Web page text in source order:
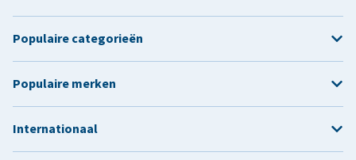
Populaire categorieën
Populaire merken
Internationaal